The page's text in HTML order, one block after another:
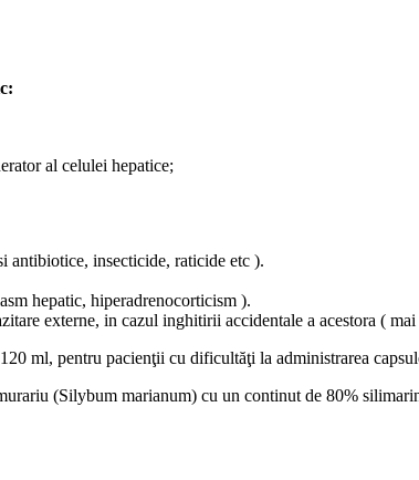
al celulei hepatice;
antibiotice, insecticide, raticide etc ).
hepatic, hiperadrenocorticism ).
externe, in cazul inghitirii accidentale a acestora (
ml, pentru pacienţii cu dificultăţi la administrarea
(Silybum marianum) cu un continut de 80%